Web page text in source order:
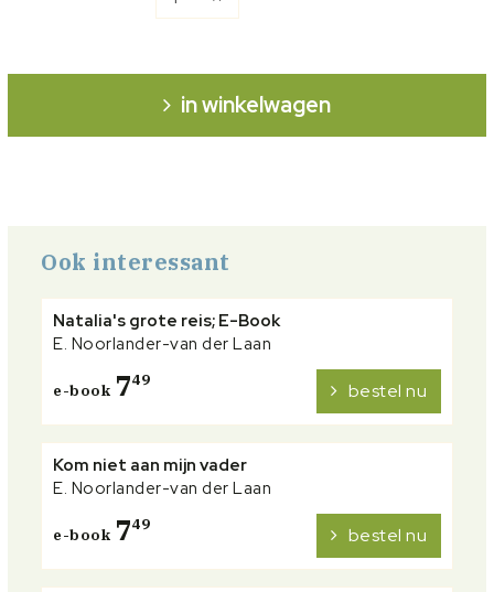
in winkelwagen
Ook interessant
Natalia's grote reis; E-Book
E. Noorlander-van der Laan
e-book 749 bestel nu
Kom niet aan mijn vader
E. Noorlander-van der Laan
e-book 749 bestel nu